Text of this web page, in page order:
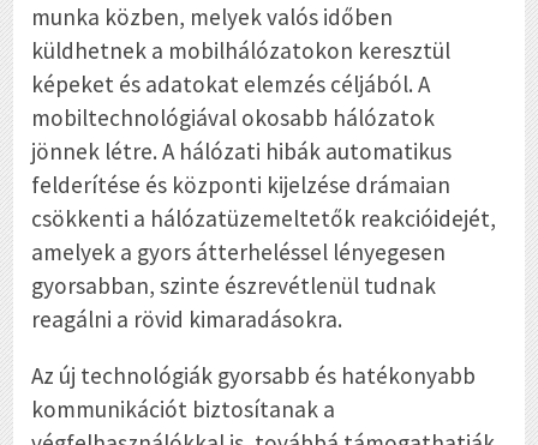
munka közben, melyek valós időben
küldhetnek a mobilhálózatokon keresztül
képeket és adatokat elemzés céljából. A
mobiltechnológiával okosabb hálózatok
jönnek létre. A hálózati hibák automatikus
felderítése és központi kijelzése drámaian
csökkenti a hálózatüzemeltetők reakcióidejét,
amelyek a gyors átterheléssel lényegesen
gyorsabban, szinte észrevétlenül tudnak
reagálni a rövid kimaradásokra.
Az új technológiák gyorsabb és hatékonyabb
kommunikációt biztosítanak a